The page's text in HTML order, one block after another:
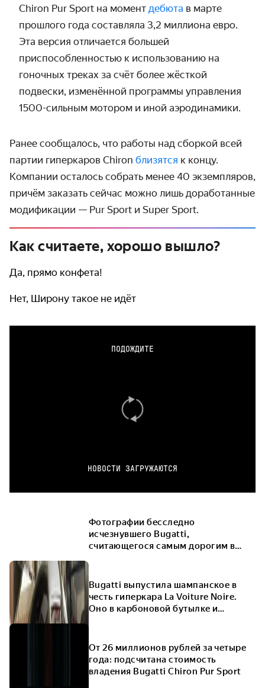
Chiron Pur Sport на момент дебюта в марте
прошлого года составляла 3,2 миллиона евро.
Эта версия отличается большей
приспособленностью к использованию на
гоночных треках за счёт более жёсткой
подвески, изменённой программы управления
1500-сильным мотором и иной аэродинамики.
Ранее сообщалось, что работы над сборкой всей
партии гиперкаров Chiron близятся к концу.
Компании осталось собрать менее 40 экземпляров,
причём заказать сейчас можно лишь доработанные
модификации — Pur Sport и Super Sport.
Как считаете, хорошо вышло?
Да, прямо конфета!
Нет, Широну такое не идёт
ПОДОЖДИТЕ
НОВОСТИ ЗАГРУЖАЮТСЯ
Фотографии бесследно
исчезнувшего Bugatti,
считающегося самым дорогим в
Bugatti выпустила шампанское в
честь гиперкара La Voiture Noire.
Оно в карбоновой бутылке и
От 26 миллионов рублей за четыре
года: подсчитана стоимость
владения Bugatti Chiron Pur Sport